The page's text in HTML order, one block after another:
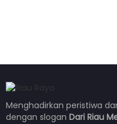
Menghadirkan peristiwa
dengan slogan Dari Riau